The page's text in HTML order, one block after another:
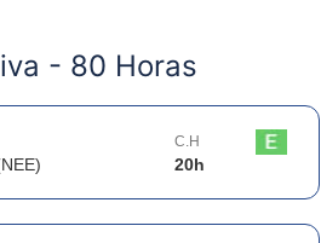
- 80 Horas
C.H
20h